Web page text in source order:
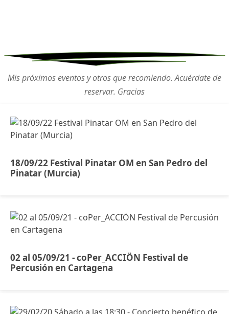
Mis próximos eventos y otros que recomiendo. Acuérdate de
reservar. Gracias
18/09/22 Festival Pinatar OM en San Pedro del
Pinatar (Murcia)
02 al 05/09/21 - coPer_ACCIÖN Festival de
Percusión en Cartagena